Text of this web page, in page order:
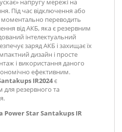
напругу мережі на
Під час відключення або
моментально переводить
від АКБ, яка є резервним
інтелектуальний
заряд АКБ і захищає їх
дизайн і просте
і використання даного
ефективним.
IR2024є
резервного та
Power Star Santakups IR